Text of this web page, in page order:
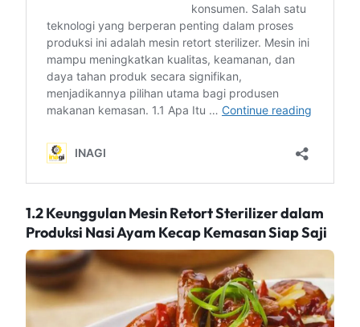
1.2 Keunggulan Mesin Retort Sterilizer dalam
Produksi Nasi Ayam Kecap Kemasan Siap Saji